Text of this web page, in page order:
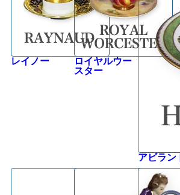
レイノー
ロイヤルウー
スター
アビラン